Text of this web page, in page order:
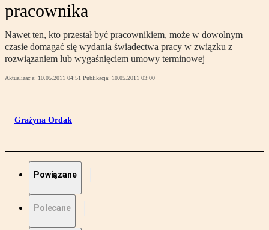
pracownika
Nawet ten, kto przestał być pracownikiem, może w dowolnym
czasie domagać się wydania świadectwa pracy w związku z
rozwiązaniem lub wygaśnięciem umowy terminowej
Aktualizacja: 10.05.2011 04:51 Publikacja: 10.05.2011 03:00
Grażyna Ordak
Powiązane
Polecane